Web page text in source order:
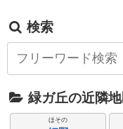
検索
緑ガ丘の近隣
ほその